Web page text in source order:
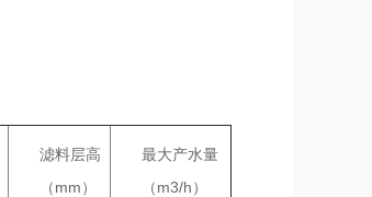
滤料层高
（mm）
最大产水量
（m3/h）